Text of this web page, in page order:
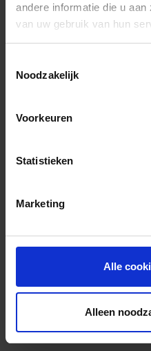
andere informatie die u
van uw gebruik van hun
Noodzakelijk
Voorkeuren
Statistieken
Marketing
Alle
Alleen